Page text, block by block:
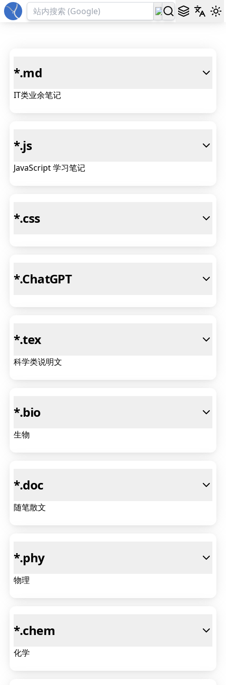
*.md
IT类业余笔记
*.js
JavaScript 学习笔记
*.css
*.ChatGPT
*.tex
科学类说明文
*.bio
生物
*.doc
随笔散文
*.phy
物理
*.chem
化学